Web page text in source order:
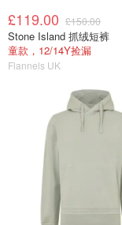
£119.00 £150.00
Stone Island 抓绒短裤
童款，12/14Y捡漏
Flannels UK